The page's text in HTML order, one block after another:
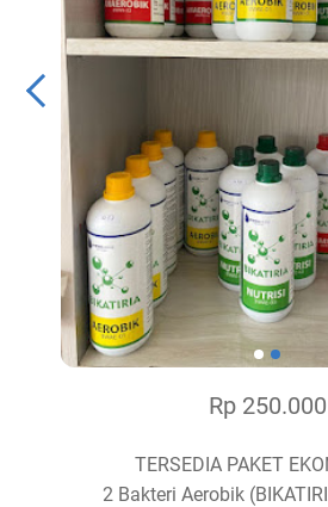
Rp 250.000
TERSEDIA PAKET
2 Bakteri Aerobik